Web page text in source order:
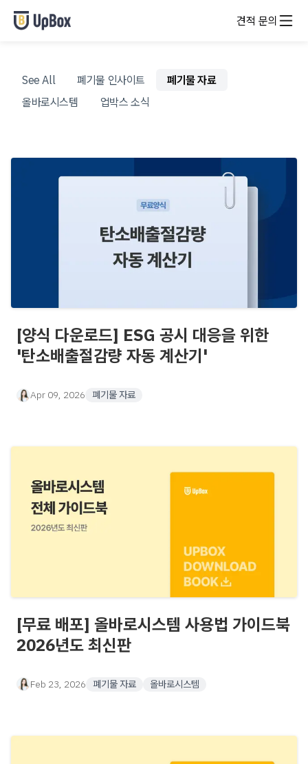
견적 문의
See All 폐기물 인사이트
폐기물 자료
올바로시스템
업박스 소식
[양식 다운로드] ESG 공시 대응을 위한
'탄소배출절감량 자동 계산기'
Apr 09, 2026 폐기물 자료
[무료 배포] 올바로시스템 사용법 가이드북
2026년도 최신판
Feb 23, 2026 폐기물 자료 올바로시스템